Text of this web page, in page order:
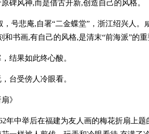
碑风神,而是借古开新,创造自己的风格。
，号悲庵,自署“二金蝶堂”，浙江绍兴人
和书画,有自己的风格,是清末“前海派”的
结果如此终心酸。
台受傍人冷眼看。
》
年中举后在福建为友人画的梅花折扇上